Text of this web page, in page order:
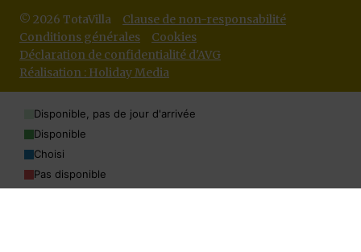
© 2026 TotaVilla
Clause de non-responsabilité
Conditions générales
Cookies
Déclaration de confidentialité d'AVG
Réalisation : Holiday Media
Disponible, pas de jour d'arrivée
Disponible
Choisi
Pas disponible